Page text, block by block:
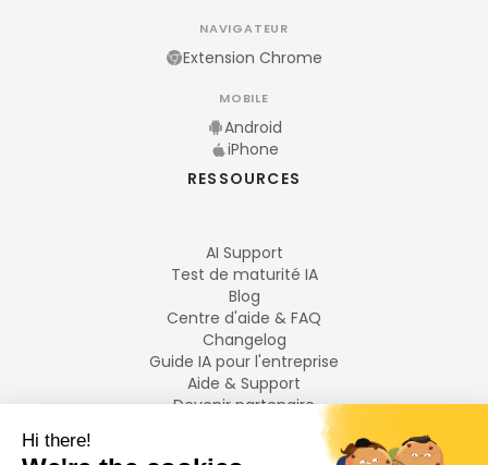
NAVIGATEUR
Extension Chrome
MOBILE
Android
iPhone
RESSOURCES
AI Support
Test de maturité IA
Blog
Centre d'aide & FAQ
Changelog
Guide IA pour l'entreprise
Aide & Support
Devenir partenaire
LANGUES